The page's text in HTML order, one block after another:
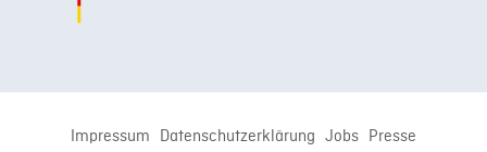
Impressum Datenschutzerklärung Jobs Presse